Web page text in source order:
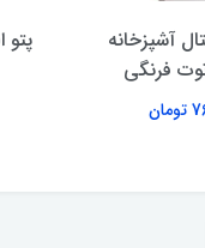
آشپزخانه
فرنگی